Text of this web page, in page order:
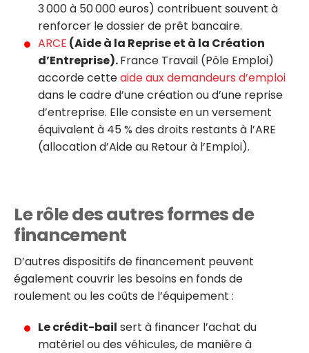
3 000 à 50 000 euros) contribuent souvent à
renforcer le dossier de prêt bancaire.
ARCE (Aide à la Reprise et à la Création
d’Entreprise).France Travail (Pôle Emploi)
accorde cetteaide aux demandeurs d’emploi
dans le cadre d’une création ou d’une reprise
d’entreprise. Elle consiste en un versement
équivalent à 45 % des droits restants à l’ARE
(allocation d’Aide au Retour à l’Emploi).
Le rôle des autres formes de
financement
D’autres dispositifs de financement peuvent
également couvrir les besoins en fonds de
roulement ou les coûts de l’équipement :
Le crédit-bail sert à financer l’achat du
matériel ou des véhicules, de manière à